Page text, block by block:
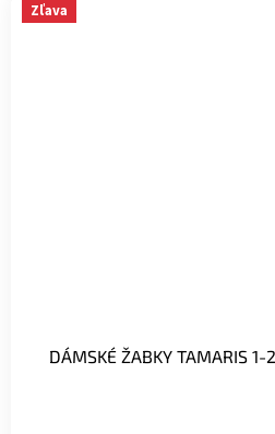
Zľava
DÁMSKÉ ŽABKY TAMARIS